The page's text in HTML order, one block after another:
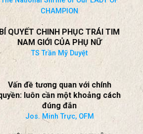
HÀNH HƯƠNG LINH ĐỊA ĐỨC MẸ
CHAMPION, WISCONSIN
* AUGUST 29-30, 2026
* Hội Luận Kỳ II Với LM Lê Quang
The National Shrine of Our LADY OF
CHAMPION
BÍ QUYẾT CHINH PHỤC TRÁI TIM
NAM GIỚI CỦA PHỤ NỮ
TS Trần Mỹ Duyệt